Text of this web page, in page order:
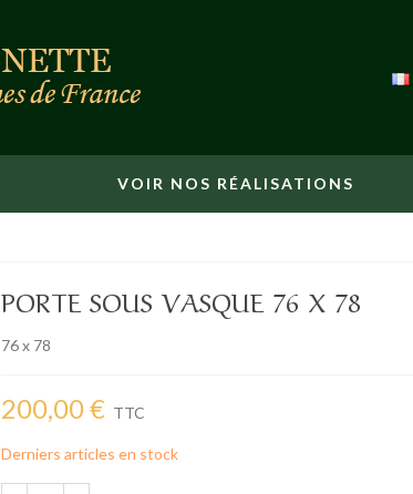
VOIR NOS RÉALISATIONS
PORTE SOUS VASQUE 76 X 78
76 x 78
200,00 € TTC
Derniers articles en stock